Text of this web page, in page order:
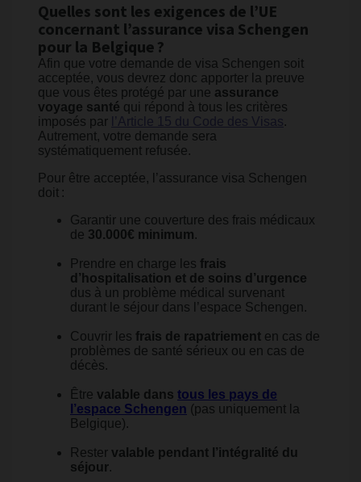
Quelles sont les exigences de l’UE
concernant l’assurance visa Schengen
pour la Belgique ?
Afin que votre demande de visa Schengen soit
acceptée, vous devrez donc apporter la preuve
que vous êtes protégé par une assurance
voyage santé qui répond à tous les critères
imposés par
l’Article 15 du Code des Visas.
Autrement, votre demande sera
systématiquement refusée.
Pour être acceptée, l’assurance visa Schengen
doit :
Garantir une couverture des frais médicaux
de 30.000€ minimum.
Prendre en charge les frais
d’hospitalisation et de soins d’urgence
dus à un problème médical survenant
durant le séjour dans l’espace Schengen.
Couvrir les frais de rapatriement en cas de
problèmes de santé sérieux ou en cas de
décès.
Être valable dans tous les pays de
l’espace Schengen (pas uniquement la
Belgique).
Rester valable pendant l’intégralité du
séjour.